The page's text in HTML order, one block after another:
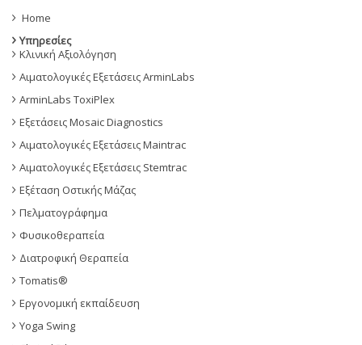
Home
Υπηρεσίες
Κλινική Αξιολόγηση
Αιματολογικές Εξετάσεις ArminLabs
ArminLabs ToxiPlex
Εξετάσεις Mosaic Diagnostics
Αιματολογικές Εξετάσεις Maintrac
Αιματολογικές Εξετάσεις Stemtrac
Εξέταση Οστικής Μάζας
Πελματογράφημα
Φυσικοθεραπεία
Διατροφική Θεραπεία
Tomatis®
Εργονομική εκπαίδευση
Yoga Swing